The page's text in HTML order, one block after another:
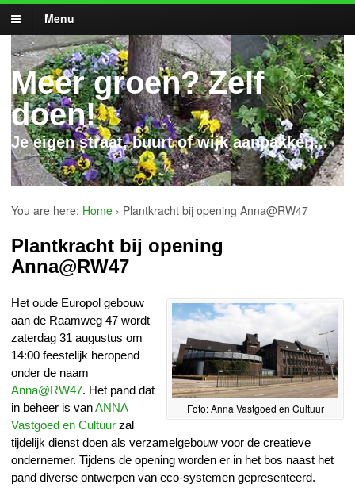
Menu
Meer groen? Zelf
doen!
Je eigen straat, buurt of wijk aanpakken...
You are here: Home › Plantkracht bij opening Anna@RW47
Plantkracht bij opening
Anna@RW47
Foto: Anna Vastgoed en Cultuur
Het oude Europol gebouw
aan de Raamweg 47 wordt
zaterdag 31 augustus om
14:00 feestelijk heropend
onder de naam
Anna@RW47. Het pand dat
in beheer is vanANNA
Vastgoed en Cultuur zal
tijdelijk dienst doen als verzamelgebouw voor de creatieve
ondernemer. Tijdens de opening worden er in het bos naast het
pand diverse ontwerpen van eco-systemen gepresenteerd.